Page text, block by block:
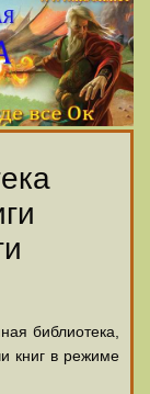
библиотека,
книг в режиме